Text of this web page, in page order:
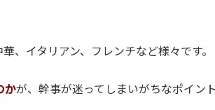
、イタリアン、フレンチなど様々です。
かが、幹事が迷ってしまいがちなポイント